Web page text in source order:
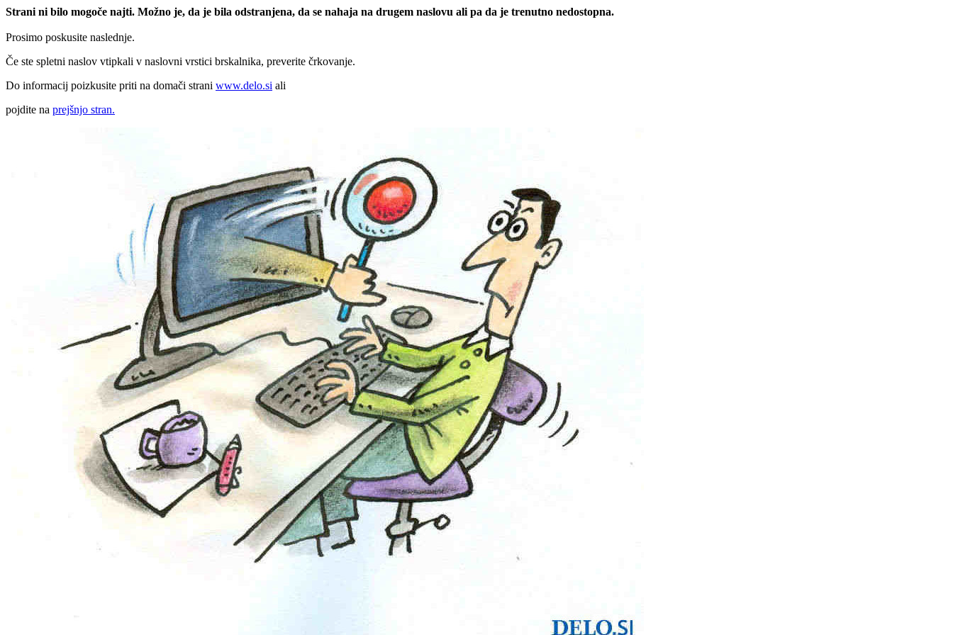
Strani ni bilo mogoče najti. Možno je, da je bila odstranjena, da se nahaja na drugem naslovu ali pa da je trenutno nedostopna.
Prosimo poskusite naslednje.
Če ste spletni naslov vtipkali v naslovni vrstici brskalnika, preverite črkovanje.
Do informacij poizkusite priti na domači strani www.delo.si ali
pojdite na prejšnjo stran.